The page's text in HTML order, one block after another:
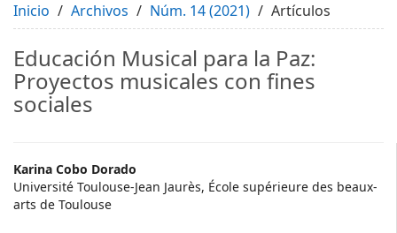
Inicio Archivos Núm. 14 (2021) Artículos
Educación Musical para la Paz:
Proyectos musicales con fines
sociales
Main
Article
Karina Cobo Dorado
Université Toulouse-Jean Jaurès, École supérieure des beaux-
arts de Toulouse